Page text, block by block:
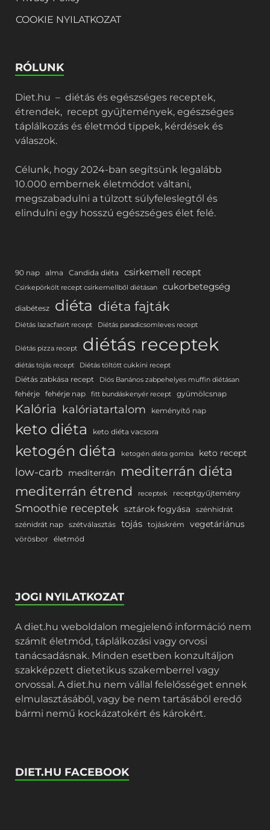
COOKIE NYILATKOZAT
RÓLUNK
Diet.hu – diétás és egészséges receptek,
étrendek, recept gyűjtemények, egészséges
táplálkozás és életmód tippek, kérdések és
válaszok.
Célunk, hogy 2024-ban segítsünk legalább
10.000 embernek életmódot váltani,
megszabadulni a túlzott súlyfeleslegtől és
elindulni egy hosszú egészséges élet felé.
90 nap alma Candida diéta csirkemell recept
Csirkepörkölt recept csirkemellből diétásan cukorbetegség
diabétesz diéta diéta fajták
Diétás lazacfasírt recept Diétás paradicsomleves recept
Diétás pizza recept diétás receptek
diétás tojás recept Diétás töltött cukkini recept
Diétás zabkása recept Diós Banános zabpehelyes muffin diétásan
fehérje fehérje nap fitt bundáskenyér recept gyümölcsnap
Kalória kalóriatartalom keményítő nap
keto diéta keto diéta vacsora
ketogén diéta ketogén diéta gomba keto recept
low-carb mediterrán mediterrán diéta
mediterrán étrend receptek receptgyűjtemény
Smoothie receptek sztárok fogyása
szénhidrát
szénidrát nap szétválasztás tojás tojáskrém vegetáriánus
vörösbor életmód
JOGI NYILATKOZAT
A diet.hu weboldalon megjelenő információ nem
számít életmód, táplálkozási vagy orvosi
tanácsadásnak. Minden esetben konzultáljon
szakképzett dietetikus szakemberrel vagy
orvossal. A diet.hu nem vállal felelősséget ennek
elmulasztásából, vagy be nem tartásából eredő
bármi nemű kockázatokért és károkért.
DIET.HU FACEBOOK